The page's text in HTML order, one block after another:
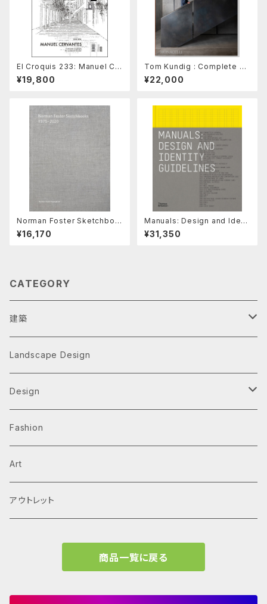
El Croquis 233: Manuel Ce
rvantes Estudio 2018-202
6, The Accidental Classici
¥19,800
Tom Kundig : Complete H
ouses
¥22,000
Norman Foster Sketchboo
ks 1975-2020 （volume
0）
¥16,170
Manuals: Design and Ident
ity Guidelines
¥31,350
CATEGORY
建築
Architecture Monographs
Alvar Aalto
Arne Jacobsen
History & Reference
Av Monographs
C3 magazine
El Croquis
Landscape Design
Design
Graphic
Logo
Typography
インフォグラフィック
Products
家具
Fashion
Art
アウトレット
商品一覧に戻る